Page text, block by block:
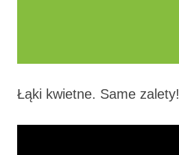
Łąki kwietne. Same zalety!